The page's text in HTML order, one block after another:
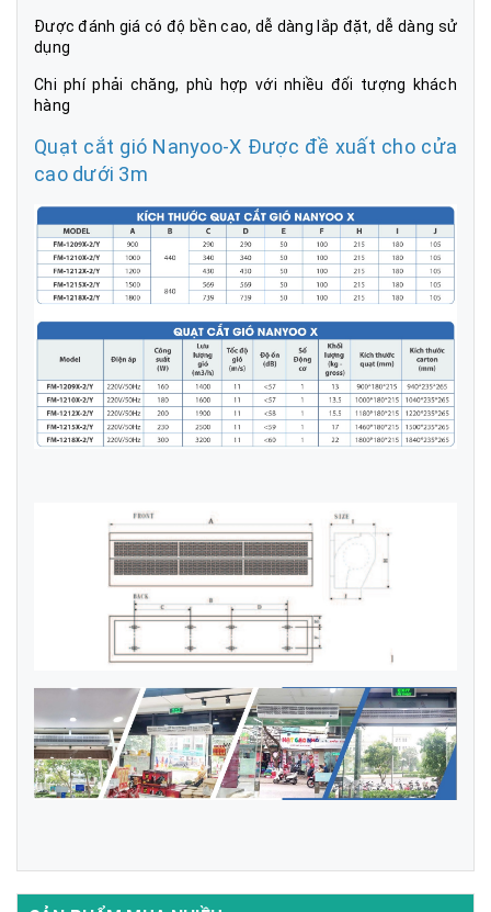
Được đánh giá có độ bền cao, dễ dàng lắp đặt, dễ dàng sử
dụng
Chi phí phải chăng, phù hợp với nhiều đối tượng khách
hàng
Quạt cắt gió Nanyoo-X Được đề xuất cho cửa
cao dưới 3m